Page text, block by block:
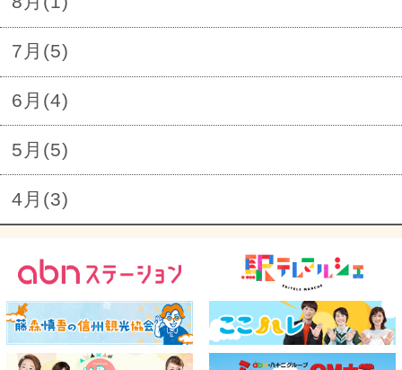
7月(5)
6月(4)
5月(5)
4月(3)